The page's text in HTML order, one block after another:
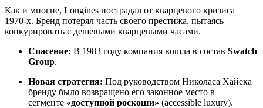
Как и многие, Longines пострадал от кварцевого кризиса
1970-х. Бренд потерял часть своего престижа, пытаясь
конкурировать с дешевыми кварцевыми часами.
Спасение: В 1983 году компания вошла в состав Swatch
Group.
Новая стратегия: Под руководством Николаса Хайека
бренду было возвращено его законное место в
сегменте «доступной роскоши» (accessible luxury).